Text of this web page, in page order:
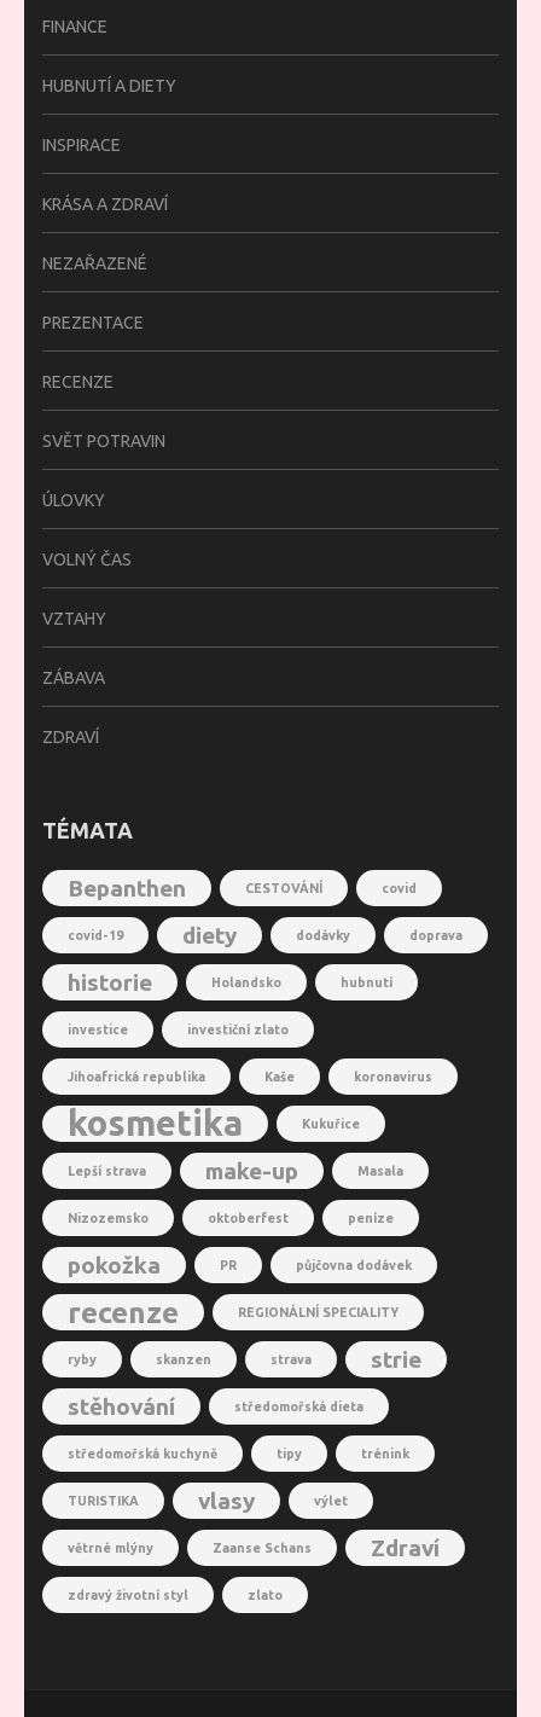
FINANCE
HUBNUTÍ A DIETY
INSPIRACE
KRÁSA A ZDRAVÍ
NEZAŘAZENÉ
PREZENTACE
RECENZE
SVĚT POTRAVIN
ÚLOVKY
VOLNÝ ČAS
VZTAHY
ZÁBAVA
ZDRAVÍ
TÉMATA
Bepanthen CESTOVÁNÍ covid
covid-19 diety dodávky doprava
historie Holandsko hubnutí
investice investiční zlato
Jihoafrická republika Kaše koronavirus
kosmetika Kukuřice
Lepší strava make-up Masala
Nizozemsko oktoberfest peníze
pokožka PR půjčovna dodávek
recenze REGIONÁLNÍ SPECIALITY
ryby skanzen strava
strie
stěhování
středomořská dieta
středomořská kuchyně tipy trénink
TURISTIKA vlasy výlet
větrné mlýny Zaanse Schans Zdraví
zdravý životní styl zlato